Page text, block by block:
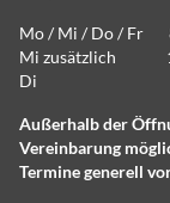
Mo / Mi / Do / Fr
Mi zusätzlich
Di
Außerhalb der
Vereinbarung
Termine generell